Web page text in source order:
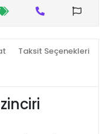
Taksit Seçenekleri